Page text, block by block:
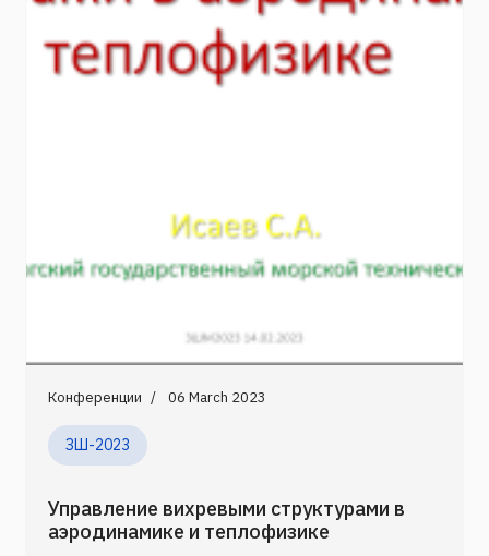
Конференции 06 March 2023
ЗШ-2023
Управление вихревыми структурами в
аэродинамике и теплофизике